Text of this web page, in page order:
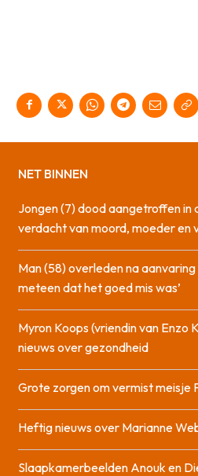
NET BINNEN
Jongen (7) dood aangetroffen
verdacht van moord, moeder en
Man (58) overleden na aanvaring
meteen dat het goed mis was’
Myron Koops (vriendin van Enzo
nieuws over gezondheid
Grote zorgen om vermist meisje
Heftig nieuws over Marianne
Slaapkamerbeelden Anouk en